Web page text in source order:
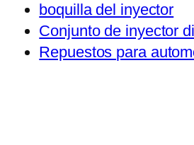
boquilla del inyector
Conjunto de inyector
Repuestos para